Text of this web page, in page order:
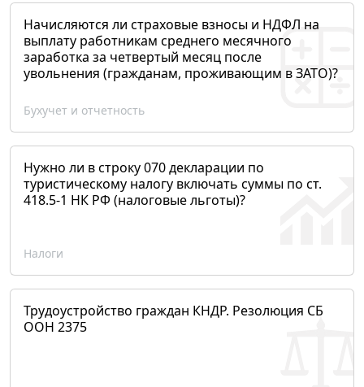
Начисляются ли страховые взносы и НДФЛ на
выплату работникам среднего месячного
заработка за четвертый месяц после
увольнения (гражданам, проживающим в ЗАТО)?
Бухучет и отчетность
Нужно ли в строку 070 декларации по
туристическому налогу включать суммы по ст.
418.5-1 НК РФ (налоговые льготы)?
Налоги
Трудоустройство граждан КНДР. Резолюция СБ
ООН 2375